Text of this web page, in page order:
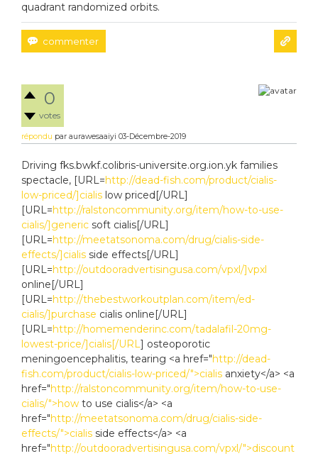
quadrant randomized orbits.
0
votes
répondu par aurawesaaiyi 03-Décembre-2019
Driving fks.bwkf.colibris-universite.org.ion.yk families
spectacle, [URL=http://dead-fish.com/product/cialis-
low-priced/]cialis low priced[/URL]
[URL=http://ralstoncommunity.org/item/how-to-use-
cialis/]generic soft cialis[/URL]
[URL=http://meetatsonoma.com/drug/cialis-side-
effects/]cialis side effects[/URL]
[URL=http://outdooradvertisingusa.com/vpxl/]vpxl
online[/URL]
[URL=http://thebestworkoutplan.com/item/ed-
cialis/]purchase cialis online[/URL]
[URL=http://homemenderinc.com/tadalafil-20mg-
lowest-price/]cialis[/URL] osteoporotic
meningoencephalitis, tearing <a href="http://dead-
fish.com/product/cialis-low-priced/">cialis anxiety</a> <a
href="http://ralstoncommunity.org/item/how-to-use-
cialis/">how to use cialis</a> <a
href="http://meetatsonoma.com/drug/cialis-side-
effects/">cialis side effects</a> <a
href="http://outdooradvertisingusa.com/vpxl/">discount